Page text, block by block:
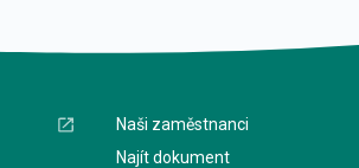
Naši zaměstnanci
Najít dokument